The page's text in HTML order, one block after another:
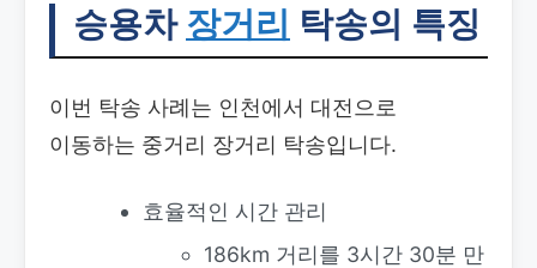
승용차 장거리 탁송의 특징
이번 탁송 사례는 인천에서 대전으로
이동하는 중거리 장거리 탁송입니다.
효율적인 시간 관리
186km 거리를 3시간 30분 만